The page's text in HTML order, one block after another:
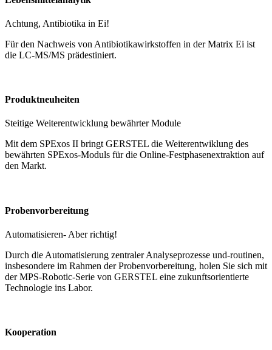
Achtung, Antibiotika in Ei!
Für den Nachweis von Antibiotikawirkstoffen in der Matrix Ei ist
die LC-MS/MS prädestiniert.
Produktneuheiten
Steitige Weiterentwicklung bewährter Module
Mit dem SPExos II bringt GERSTEL die Weiterentwiklung des
bewährten SPExos-Moduls für die Online-Festphasenextraktion auf
den Markt.
Probenvorbereitung
Automatisieren- Aber richtig!
Durch die Automatisierung zentraler Analyseprozesse und-routinen,
insbesondere im Rahmen der Probenvorbereitung, holen Sie sich mit
der MPS-Robotic-Serie von GERSTEL eine zukunftsorientierte
Technologie ins Labor.
Kooperation